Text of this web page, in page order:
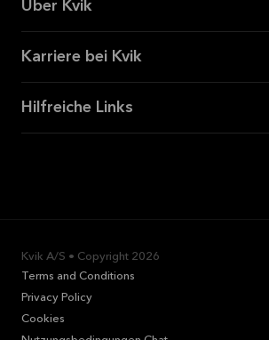
Über Kvik
Karriere bei Kvik
Hilfreiche Links
Kvik A/S • Copyright 2026
Terms and Conditions
Privacy Policy
Cookies